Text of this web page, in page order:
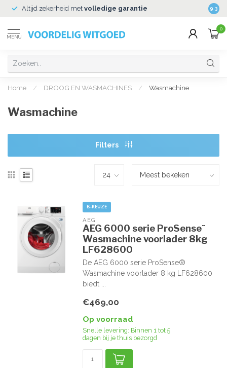
Altijd zekerheid met volledige garantie 9.3
MENU
0
Home / DROOG EN WASMACHINES / Wasmachine
Wasmachine
Filters
B-KEUZE
AEG
AEG 6000 serie ProSense¨
Wasmachine voorlader 8kg
LF628600
De AEG 6000 serie ProSense®
Wasmachine voorlader 8 kg LF628600
biedt ...
€469,00
Op voorraad
Snelle levering: Binnen 1 tot 5
dagen bij je thuis bezorgd